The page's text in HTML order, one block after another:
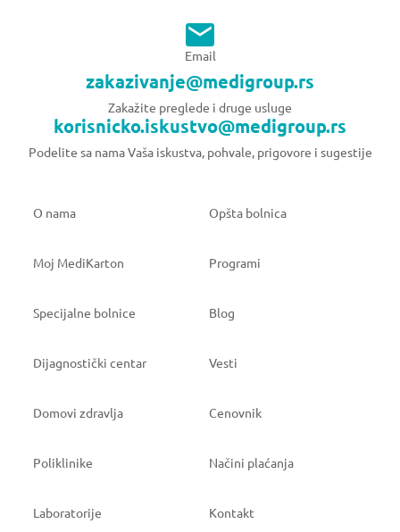
Email
zakazivanje@medigroup.rs
Zakažite preglede i druge usluge
korisnicko.iskustvo@medigroup.rs
Podelite sa nama Vaša iskustva, pohvale, prigovore i sugestije
O nama Opšta bolnica
Moj MediKarton Programi
Specijalne bolnice Blog
Dijagnostički centar Vesti
Domovi zdravlja Cenovnik
Poliklinike Načini plaćanja
Laboratorije Kontakt